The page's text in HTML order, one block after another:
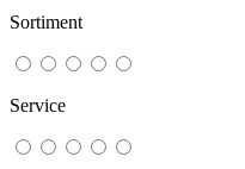
Sortiment
Service